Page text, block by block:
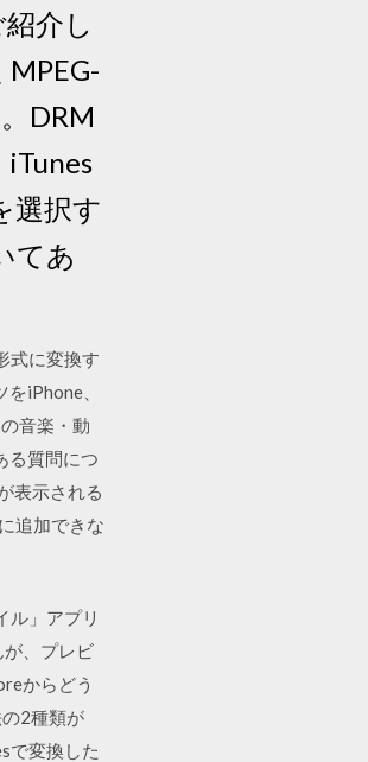
介し
DRM
選択す
てあ
式に変換す
iPhone、
音楽・動
る質問につ
表示される
追加できな
ル」アプリ
、プレビ
からどう
2種類が
で変換した